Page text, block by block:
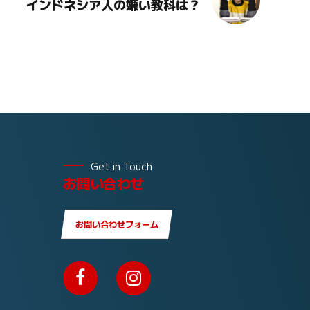
インドネシア人の嫌い教科は？
Get in Touch
お問い合わせ
お問い合わせフォーム